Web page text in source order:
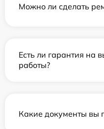
Можно ли сделать
Есть ли гарантия на
работы?
Какие документы вы